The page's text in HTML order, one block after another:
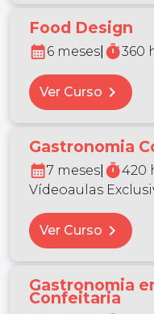
Food Design
calendar_month6 meses timer360
Ver Curso chevron_right
Gastronomia
calendar_month7 meses timer420
Vídeoaulas
Ver Curso chevron_right
Gastronomia
Confeitaria